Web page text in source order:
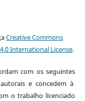
Creative Commons
International License.
com os seguintes
e concedem à
o trabalho licenciado